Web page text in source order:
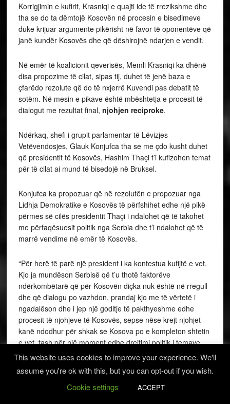
Korrigjimin e kufirit, Krasniqi e quajti ide të rrezikshme dhe
tha se do ta dëmtojë Kosovën në procesin e bisedimeve
duke krijuar argumente pikërisht në favor të oponentëve që
janë kundër Kosovës dhe që dëshirojnë ndarjen e vendit.
Në emër të koalicionit qeverisës, Memli Krasniqi ka dhënë
disa propozime të cilat, sipas tij, duhet të jenë baza e
çfarëdo rezolute që do të nxjerrë Kuvendi pas debatit të
sotëm. Në mesin e pikave është mbështetja e procesit të
dialogut me rezultat final, njohjen reciproke.
Ndërkaq, shefi i grupit parlamentar të Lëvizjes
Vetëvendosjes, Glauk Konjufca tha se me çdo kusht duhet
që presidentit të Kosovës, Hashim Thaçi t’i kufizohen temat
për të cilat ai mund të bisedojë në Bruksel.
Konjufca ka propozuar që në rezolutën e propozuar nga
Lidhja Demokratike e Kosovës të përfshihet edhe një pikë
përmes së cilës presidentit Thaçi i ndalohet që të takohet
me përfaqësuesit politik nga Serbia dhe t’i ndalohet që të
marrë vendime në emër të Kosovës.
“Për herë të parë një president i ka kontestua kufijtë e vet.
Kjo ja mundëson Serbisë që t’u thotë faktorëve
ndërkombëtarë që për Kosovën diçka nuk është në rregull
dhe që dialogu po vazhdon, prandaj kjo me të vërtetë i
ngadalëson dhe i jep një goditje të pakthyeshme edhe
procesit të njohjeve të Kosovës, sepse nëse krejt njohjet
kanë ndodhur për shkak se Kosova po e kompleton shtetin
e vet, tash për një moment edhe drejtimi politik i temave
ndërron të cilat ne i flasim në Kosovë. Kjo është një favor i
jashtëzakonshëm për Serbinë”, tha Konjufca.
Ai tha se hapja e çështjes së kufijve përpos problemeve
This website uses cookies to improve your experience. We'll
assume you're ok with this, but you can opt-out if you wish.
Cookie settings
ACCEPT